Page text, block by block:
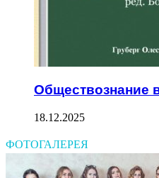
Обществознание
18.12.2025
ФОТОГАЛЕРЕЯ